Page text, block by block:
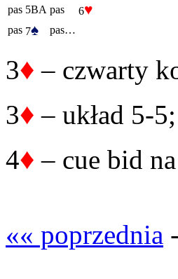
pas 5BA pas 6♥
pas 7♠ pas…
3♦ – czwarty
3♦ – układ 5-5;
4♦ – cue bid
«« poprzednia -